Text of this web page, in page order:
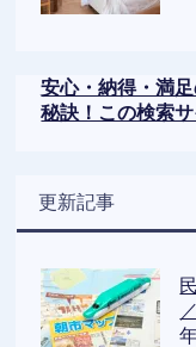
安心・納得・満
秘訣！この検索
更新記事